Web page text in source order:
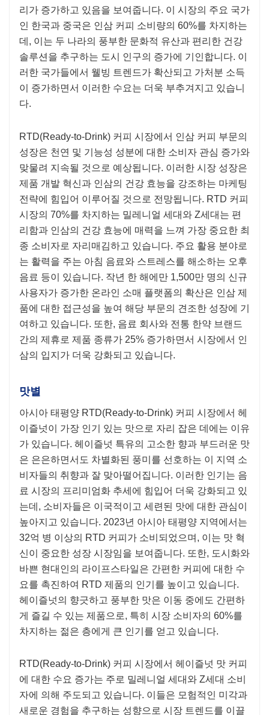
리가 증가하고 있음을 보여줍니다. 이 시장의 주요 국가
인 한국과 중국은 인삼 커피 소비량의 60%를 차지하는
데, 이는 두 나라의 풍부한 문화적 유산과 편리한 건강
솔루션을 추구하는 도시 인구의 증가에 기인합니다. 이
러한 국가들에서 웰빙 트렌드가 확산되고 가처분 소득
이 증가하면서 이러한 수요는 더욱 부추겨지고 있습니
다.
RTD(Ready-to-Drink) 커피 시장에서 인삼 커피 부문의
성장은 천연 및 기능성 성분에 대한 소비자 관심 증가와
맞물려 지속될 것으로 예상됩니다. 이러한 시장 성장은
제품 개발 혁신과 인삼의 건강 효능을 강조하는 마케팅
전략에 힘입어 이루어질 것으로 전망됩니다. RTD 커피
시장의 70%를 차지하는 밀레니얼 세대와 Z세대는 편
리함과 인삼의 건강 효능에 매력을 느껴 가장 중요한 최
종 소비자로 자리매김하고 있습니다. 주요 활용 분야로
는 활력을 주는 아침 음료와 스트레스를 해소하는 오후
음료 등이 있습니다. 작년 한 해에만 1,500만 명의 신규
사용자가 증가한 온라인 소매 플랫폼의 확산은 인삼 제
품에 대한 접근성을 높여 해당 부문의 견조한 성장에 기
여하고 있습니다. 또한, 음료 회사와 전통 한약 브랜드
간의 제휴로 제품 종류가 25% 증가하면서 시장에서 인
삼의 입지가 더욱 강화되고 있습니다.
맛별
아시아 태평양 RTD(Ready-to-Drink) 커피 시장에서 헤
이즐넛이 가장 인기 있는 맛으로 자리 잡은 데에는 이유
가 있습니다. 헤이즐넛 특유의 고소한 향과 부드러운 맛
은 은은하면서도 차별화된 풍미를 선호하는 이 지역 소
비자들의 취향과 잘 맞아떨어집니다. 이러한 인기는 음
료 시장의 프리미엄화 추세에 힘입어 더욱 강화되고 있
는데, 소비자들은 이국적이고 세련된 맛에 대한 관심이
높아지고 있습니다. 2023년 아시아 태평양 지역에서는
32억 병 이상의 RTD 커피가 소비되었으며, 이는 맛 혁
신이 중요한 성장 시장임을 보여줍니다. 또한, 도시화와
바쁜 현대인의 라이프스타일은 간편한 커피에 대한 수
요를 촉진하여 RTD 제품의 인기를 높이고 있습니다.
헤이즐넛의 향긋하고 풍부한 맛은 이동 중에도 간편하
게 즐길 수 있는 제품으로, 특히 시장 소비자의 60%를
차지하는 젊은 층에게 큰 인기를 얻고 있습니다.
RTD(Ready-to-Drink) 커피 시장에서 헤이즐넛 맛 커피
에 대한 수요 증가는 주로 밀레니얼 세대와 Z세대 소비
자에 의해 주도되고 있습니다. 이들은 모험적인 미각과
새로운 경험을 추구하는 성향으로 시장 트렌드를 이끌